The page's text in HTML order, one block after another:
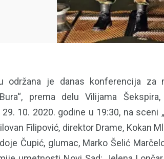
održana je danas konferencija za
prema delu Vilijama
10. 2020. godine u 19:30, na sceni
Filipović, direktor Drame, Kokan
Čupić, glumac, Marko Šelić